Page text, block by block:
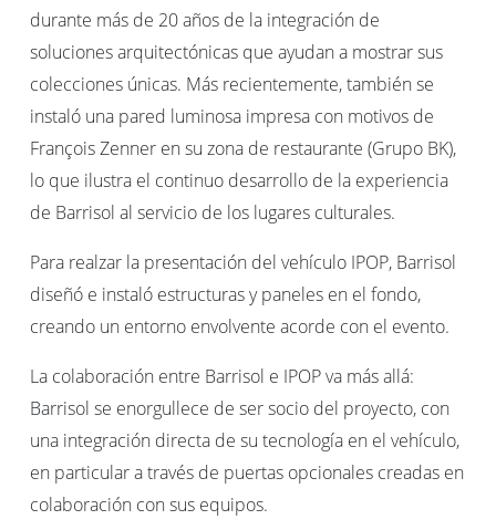
durante más de 20 años de la integración de
soluciones arquitectónicas que ayudan a mostrar sus
colecciones únicas. Más recientemente, también se
instaló una pared luminosa impresa con motivos de
François Zenner en su zona de restaurante (Grupo BK),
lo que ilustra el continuo desarrollo de la experiencia
de Barrisol al servicio de los lugares culturales.
Para realzar la presentación del vehículo IPOP, Barrisol
diseñó e instaló estructuras y paneles en el fondo,
creando un entorno envolvente acorde con el evento.
La colaboración entre Barrisol e IPOP va más allá:
Barrisol se enorgullece de ser socio del proyecto, con
una integración directa de su tecnología en el vehículo,
en particular a través de puertas opcionales creadas en
colaboración con sus equipos.